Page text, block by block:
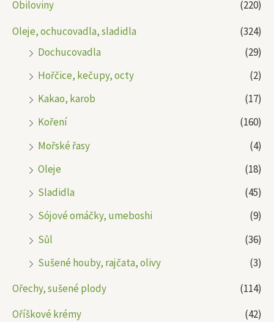
Obiloviny
(220)
Oleje, ochucovadla, sladidla
(324)
Dochucovadla
(29)
Hořčice, kečupy, octy
(2)
Kakao, karob
(17)
Koření
(160)
Mořské řasy
(4)
Oleje
(18)
Sladidla
(45)
Sójové omáčky, umeboshi
(9)
Sůl
(36)
Sušené houby, rajčata, olivy
(3)
Ořechy, sušené plody
(114)
Oříškové krémy
(42)